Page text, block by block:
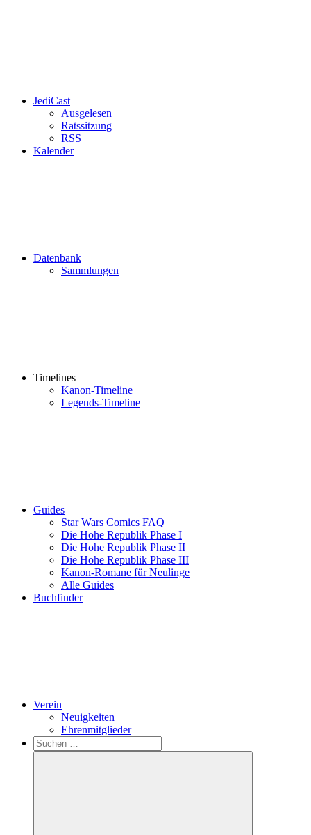
JediCast
Ausgelesen
Ratssitzung
RSS
Kalender
Datenbank
Sammlungen
Timelines
Kanon-Timeline
Legends-Timeline
Guides
Star Wars Comics FAQ
Die Hohe Republik Phase I
Die Hohe Republik Phase II
Die Hohe Republik Phase III
Kanon-Romane für Neulinge
Alle Guides
Buchfinder
Verein
Neuigkeiten
Ehrenmitglieder
Search
Suchen
nach: